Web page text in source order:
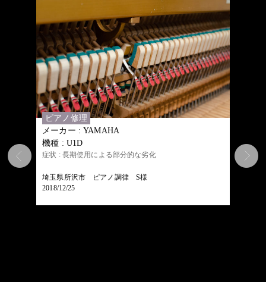
ピアノ修理
メーカー : YAMAHA
機種 : U1D
症状 : 長期使用による部分的な劣化
埼玉県所沢市 ピアノ調律 S様
2018/12/25